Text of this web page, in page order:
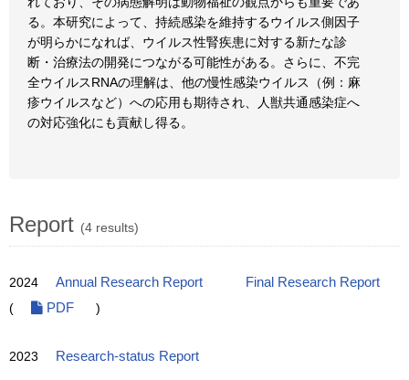
る。本研究によって、持続感染を維持するウイルス側因子
が明らかになれば、ウイルス性腎疾患に対する新たな診
断・治療法の開発につながる可能性がある。さらに、不完
全ウイルスRNAの理解は、他の慢性感染ウイルス（例：麻
疹ウイルスなど）への応用も期待され、人獣共通感染症へ
の対応強化にも貢献し得る。
Report (4 results)
2024 Annual Research Report
Final Research Report
(
PDF )
2023 Research-status Report